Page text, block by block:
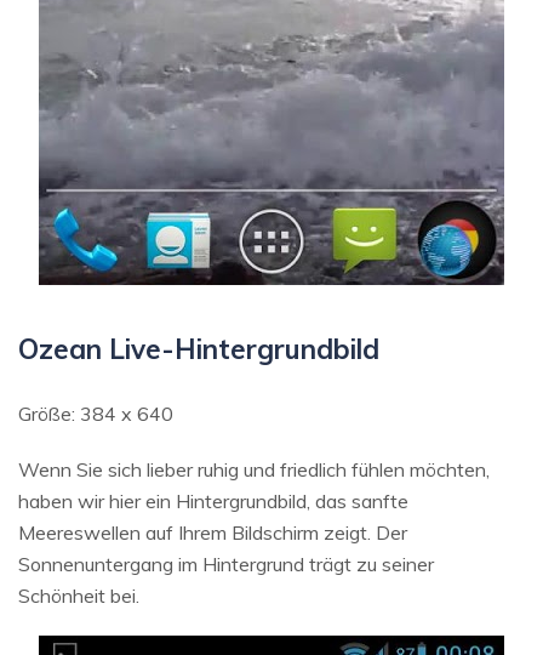
Ozean Live-Hintergrundbild
Größe: 384 x 640
Wenn Sie sich lieber ruhig und friedlich fühlen möchten,
haben wir hier ein Hintergrundbild, das sanfte
Meereswellen auf Ihrem Bildschirm zeigt. Der
Sonnenuntergang im Hintergrund trägt zu seiner
Schönheit bei.